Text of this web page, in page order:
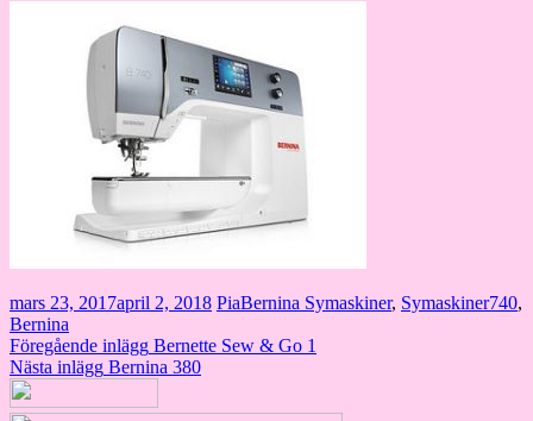
mars 23, 2017april 2, 2018 PiaBernina Symaskiner, Symaskiner740,
Bernina
Inläggsnavigering
Föregående inlägg Bernette Sew & Go 1
Nästa inlägg Bernina 380